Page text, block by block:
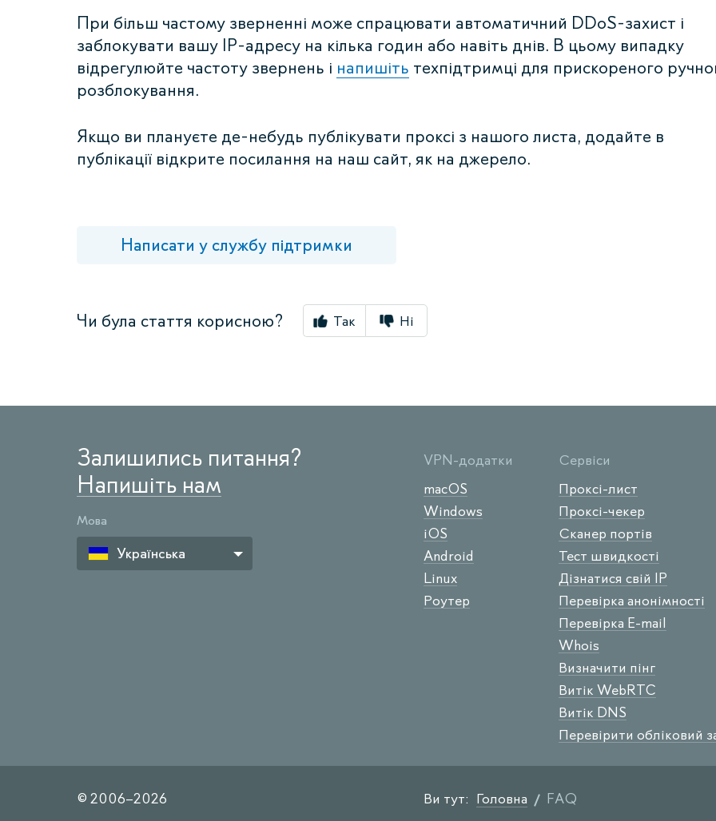
Ви тут: Головна FAQ
При більш частому зверненні може спрацювати автоматичний DDoS-захист і
заблокувати вашу IP-адресу на кілька годин або навіть днів. В цьому випадку
відрегулюйте частоту звернень і напишіть техпідтримці для прискореного
розблокування.
Якщо ви плануєте де-небудь публікувати проксі з нашого листа, додайте в
публікації відкрите посилання на наш сайт, як на джерело.
Написати у службу підтримки
Чи була стаття корисною? Так Ні
Залишились питання?
Напишіть нам
Мова
Українська
VPN-додатки
macOS
Windows
iOS
Android
Linux
Роутер
Сервіси
Проксі-лист
Проксі-чекер
Сканер портів
Тест швидкості
Дізнатися свій IP
Перевірка анонімності
Перевірка E-mail
Whois
Визначити пінг
Витік WebRTC
Витік DNS
Перевірити обліковий
© 2006–2026